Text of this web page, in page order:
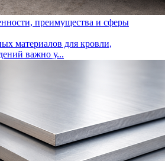
преимущества и сферы
материалов для кровли,
важно у...